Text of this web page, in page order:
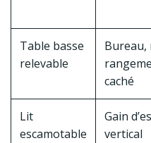
Table basse
relevable
Bureau,
caché
Lit
escamotable
Gain
vertical